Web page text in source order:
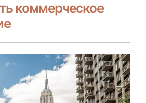
коммерческое